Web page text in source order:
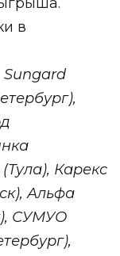
в
Карекс
Альфа
СУМУО